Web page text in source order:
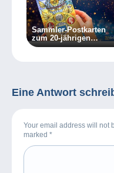
Sammler-Postkarten
zum 20-jährigen
Jubiläum von
Eine Antwort
Your email address will not
marked *